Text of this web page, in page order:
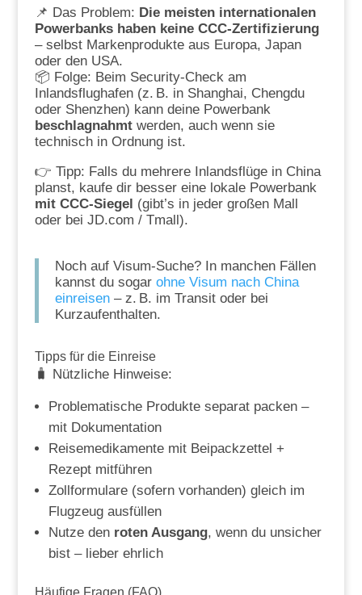
📌 Das Problem: Die meisten internationalen
Powerbanks haben keine CCC-Zertifizierung
– selbst Markenprodukte aus Europa, Japan
oder den USA.
📦 Folge: Beim Security-Check am
Inlandsflughafen (z. B. in Shanghai, Chengdu
oder Shenzhen) kann deine Powerbank
beschlagnahmtwerden, auch wenn sie
technisch in Ordnung ist.
👉 Tipp: Falls du mehrere Inlandsflüge in China
planst, kaufe dir besser eine lokale Powerbank
mit CCC-Siegel (gibt’s in jeder großen Mall
oder bei JD.com / Tmall).
Noch auf Visum-Suche? In manchen Fällen
kannst du sogar ohne Visum nach China
einreisen– z. B. im Transit oder bei
Kurzaufenthalten.
Tipps für die Einreise
🧳 Nützliche Hinweise:
Problematische Produkte separat packen –
mit Dokumentation
Reisemedikamente mit Beipackzettel +
Rezept mitführen
Zollformulare (sofern vorhanden) gleich im
Flugzeug ausfüllen
Nutze den roten Ausgang, wenn du unsicher
bist – lieber ehrlich
Häufige Fragen (FAQ)